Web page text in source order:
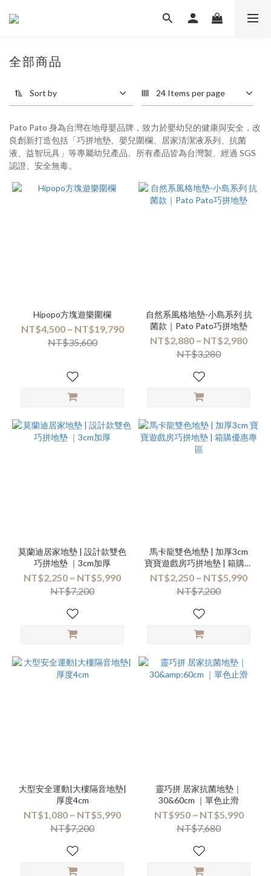
全部商品
Sort by 24 Items per page
Pato Pato 身為台灣在地母嬰品牌，致力於嬰幼兒的健康與安全，改
良創新打造包括「巧拼地墊、嬰兒圍欄、居家清潔液系列、抗菌
液、益智玩具」等專屬幼兒產品。所有產品皆為台灣製、經過 SGS
認證、安全無毒。
Hipopo方塊遊樂圍欄
NT$4,500 ~ NT$19,790
NT$35,600
自然系風格地墊-小島系列 抗
菌款｜Pato Pato巧拼地墊
NT$2,880 ~ NT$2,980
NT$3,280
莫蘭迪居家地墊 | 設計款雙色
巧拼地墊 ｜3cm加厚
NT$2,250 ~ NT$5,990
NT$7,200
馬卡龍雙色地墊 | 加厚3cm
寶寶遊戲房巧拼地墊 | 箱購優
惠專區
NT$2,250 ~ NT$5,990
NT$7,200
大型安全運動|大樓隔音地墊|
厚度4cm
NT$1,080 ~ NT$5,990
NT$7,200
靈巧拼 居家抗菌地墊｜
30&60cm ｜單色止滑
NT$950 ~ NT$5,990
NT$7,680